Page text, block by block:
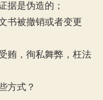
据是伪造的；
书被撤销或者变更
贿，徇私舞弊，枉法
方式？